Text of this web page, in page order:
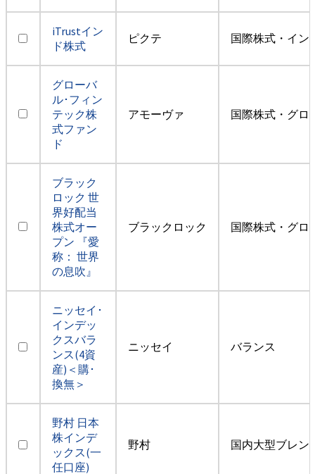
iTrustイン
ド株式
ピクテ 国際株式・イン
グローバ
ル･フィン
テック株
式ファン
ド
アモーヴァ 国際株式・グロ
ブラック
ロック 世
界好配当
株式オー
プン 『愛
称： 世界
の息吹』
ブラックロック 国際株式・グロ
ニッセイ･
インデッ
クスバラ
ンス(4資
産)＜購･
換無＞
ニッセイ バランス
野村 日本
株インデ
ックス(一
任口座)
野村 国内大型ブレン